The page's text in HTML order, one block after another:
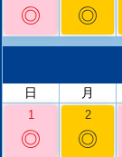
◎ ◎
日
月
1
◎
2
◎